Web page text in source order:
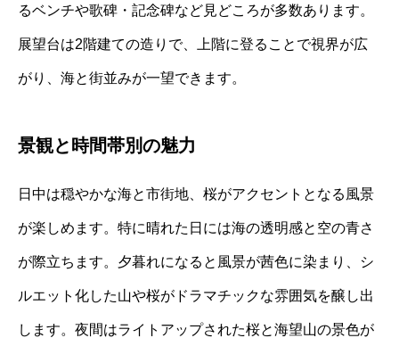
るベンチや歌碑・記念碑など見どころが多数あります。
展望台は2階建ての造りで、上階に登ることで視界が広
がり、海と街並みが一望できます。
景観と時間帯別の魅力
日中は穏やかな海と市街地、桜がアクセントとなる風景
が楽しめます。特に晴れた日には海の透明感と空の青さ
が際立ちます。夕暮れになると風景が茜色に染まり、シ
ルエット化した山や桜がドラマチックな雰囲気を醸し出
します。夜間はライトアップされた桜と海望山の景色が